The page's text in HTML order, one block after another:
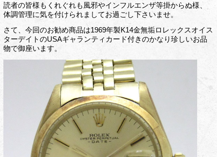
読者の皆様もくれぐれも風邪やインフルエンザ等掛からぬ様、
体調管理に気を付けられましてお過ごし下さいませ。
さて、今回のお勧め商品は1969年製K14金無垢ロレックスオイス
ターデイトのUSAギャランティカード付きのかなり珍しいお品
物で御座います。